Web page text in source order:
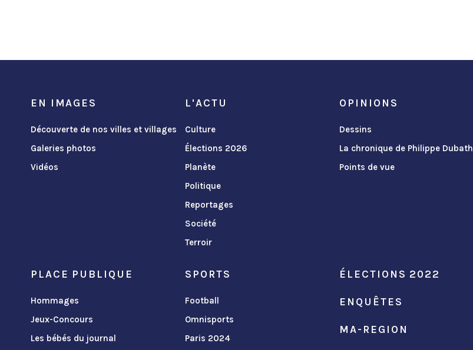
EN IMAGES
Découverte de nos villes et villages
Galeries photos
Vidéos
L'ACTU
Culture
Élections 2026
Planète
Politique
Reportages
Société
Terroir
OPINIONS
Dessins
La chronique de Philippe Dubath
Points de vue
PLACE PUBLIQUE
Hommages
Jeux-Concours
Les bébés du journal
SPORTS
Football
Omnisports
Paris 2024
ÉLECTIONS 2022
ENQUÊTES
MA-REGION